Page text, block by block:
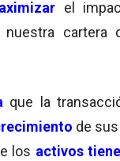
el
nuestra cartera
que la
de
los activos